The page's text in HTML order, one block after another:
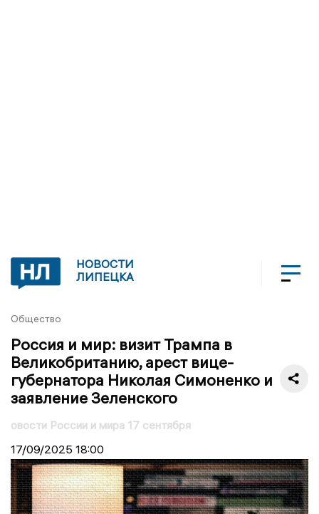
НОВОСТИ
ЛИПЕЦКА
Общество
Россия и мир: визит Трампа в
Великобританию, арест вице-
губернатора Николая Симоненко и
заявление Зеленского
овости России и мира 17 сентября
17/09/2025 18:00